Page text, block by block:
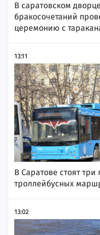
В саратовском дворце
бракосочетаний
церемонию с
13:11
В Саратове стоят
троллейбусных
13:02